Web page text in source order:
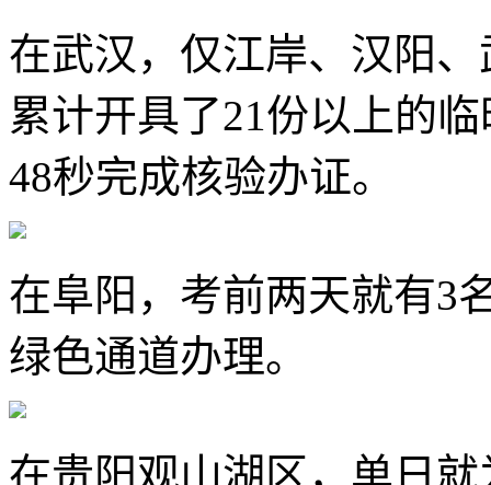
在武汉，仅江岸、汉阳
累计开具了21份以上的
48秒完成核验办证。
在阜阳，考前两天就有3
绿色通道办理。
在贵阳观山湖区，单日